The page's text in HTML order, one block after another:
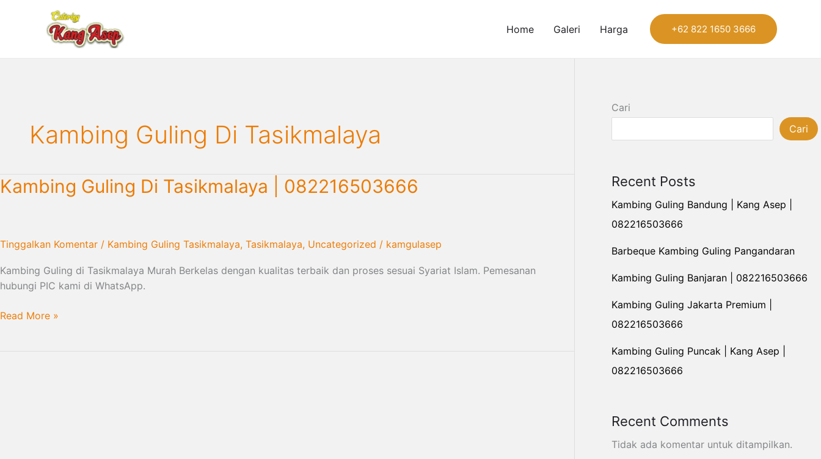
Home Galeri Harga +62 822 1650 3666
Kambing Guling Di Tasikmalaya
Kambing Guling Di Tasikmalaya | 082216503666
Tinggalkan Komentar / Kambing Guling Tasikmalaya, Tasikmalaya, Uncategorized / kamgulasep
Kambing Guling di Tasikmalaya Murah Berkelas dengan kualitas terbaik dan proses sesuai Syariat Islam. Pemesanan
hubungi PIC kami di WhatsApp.
Kambing
Guling
|
Read More »
Cari
Cari
Recent Posts
Kambing Guling Bandung | Kang Asep |
082216503666
Barbeque Kambing Guling Pangandaran
Kambing Guling Banjaran | 082216503666
Kambing Guling Jakarta Premium |
082216503666
Kambing Guling Puncak | Kang Asep |
082216503666
Recent Comments
Tidak ada komentar untuk ditampilkan.